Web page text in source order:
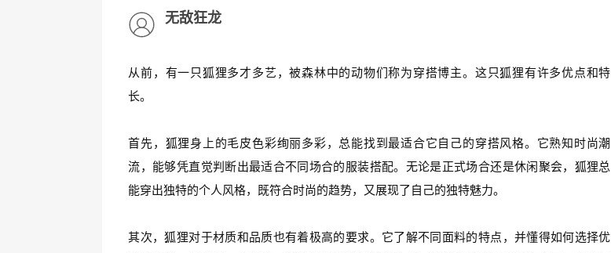
无敌狂龙
从前，有一只狐狸多才多艺，被森林中的动物们称为穿搭博主。这只狐狸有许多优点和特
长。
首先，狐狸身上的毛皮色彩绚丽多彩，总能找到最适合它自己的穿搭风格。它熟知时尚潮
流，能够凭直觉判断出最适合不同场合的服装搭配。无论是正式场合还是休闲聚会，狐狸总
能穿出独特的个人风格，既符合时尚的趋势，又展现了自己的独特魅力。
其次，狐狸对于材质和品质也有着极高的要求。它了解不同面料的特点，并懂得如何选择优